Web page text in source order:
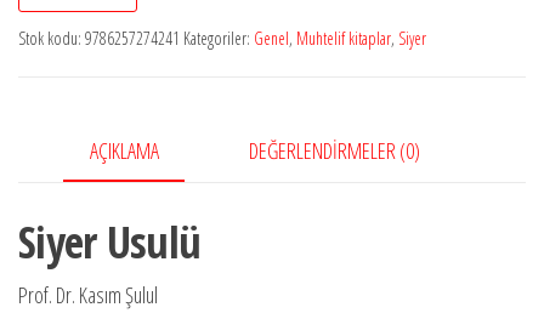
Stok kodu: 9786257274241 Kategoriler: Genel, Muhtelif kitaplar, Siyer
AÇIKLAMA DEĞERLENDIRMELER (0)
Siyer Usulü
Prof. Dr. Kasım Şulul